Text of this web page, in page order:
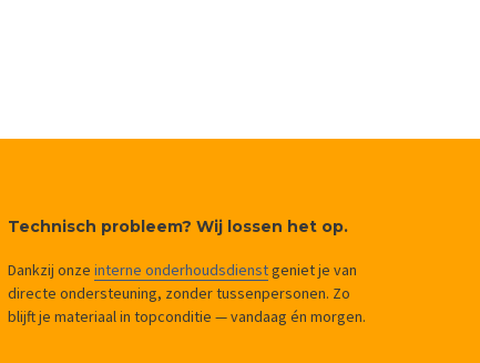
Technisch probleem? Wij lossen het op.
Dankzij onze interne onderhoudsdienstgeniet je van
directe ondersteuning, zonder tussenpersonen. Zo
blijft je materiaal in topconditie — vandaag én morgen.